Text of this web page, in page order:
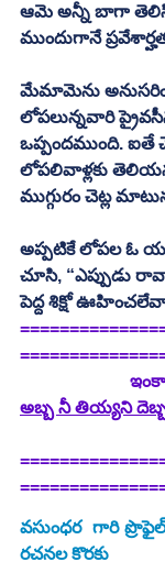
ఆమె అన్నీ బాగా తెలిసినదానిలా
ముందుగానే
మేమామెను
లోపలున్నవారి
ఒప్పందముంది. ఐతే
లోపలివాళ్లకు
ముగ్గురం చెట్ల
అప్పటికే లోపల ఓ
చూసి, “ఎప్పుడు
పెద్ద శిక్షో
అబ్బ నీ తియ్యని దెబ్బ
వసుంధర  గారి
రచనల కొరకు